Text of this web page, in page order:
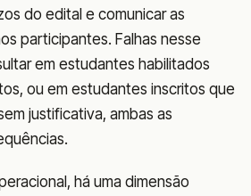
do edital e comunicar as
participantes. Falhas nesse
em estudantes habilitados
ou em estudantes inscritos que
justificativa, ambas as
há uma dimensão